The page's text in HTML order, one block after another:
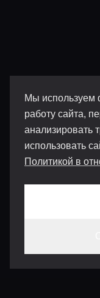
Мы используем
работу сайта,
анализировать
использовать
Политикой в